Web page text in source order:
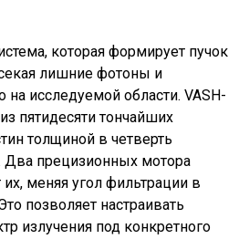
которая формирует пучок
лишние фотоны и
на исследуемой области. VASH-
пятидесяти тончайших
толщиной в четверть
Два прецизионных мотора
меняя угол фильтрации в
позволяет настраивать
излучения под конкретного